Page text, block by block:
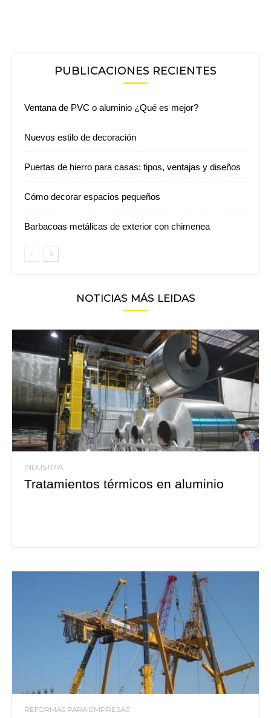
PUBLICACIONES RECIENTES
Ventana de PVC o aluminio ¿Qué es mejor?
Nuevos estilo de decoración
Puertas de hierro para casas: tipos, ventajas y diseños
Cómo decorar espacios pequeños
Barbacoas metálicas de exterior con chimenea
NOTICIAS MÁS LEIDAS
INDUSTRIA
Tratamientos térmicos en aluminio
REFORMAS PARA EMPRESAS